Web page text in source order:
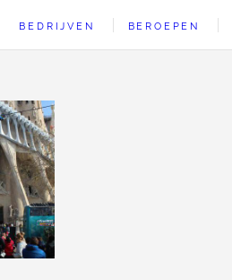
BEDRIJVEN BEROEPEN